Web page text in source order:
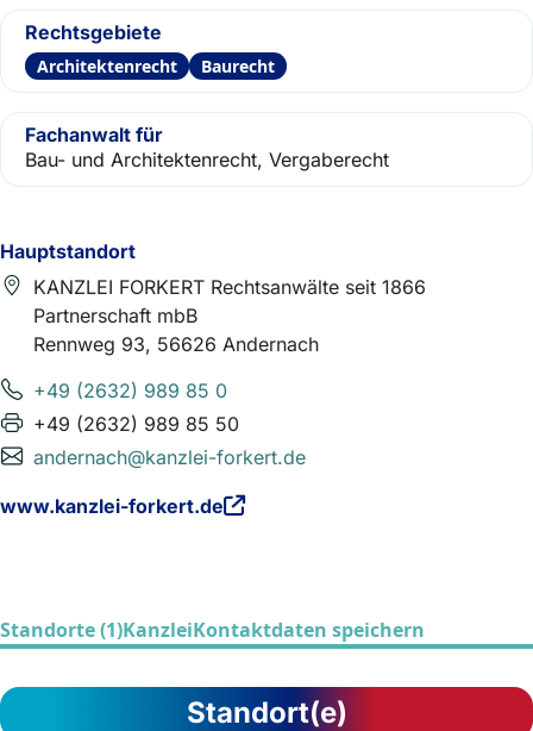
Hauptstandort
KANZLEI FORKERT Rechtsanwälte seit 1866
Partnerschaft mbB
Rennweg 93, 56626 Andernach
+49 (2632) 989 85 0
+49 (2632) 989 85 50
andernach@kanzlei-forkert.de
www.kanzlei-forkert.de
Rechtsgebiete
Architektenrecht Baurecht
Fachanwalt für
Bau- und Architektenrecht, Vergaberecht
Standorte (1)KanzleiKontaktdaten speichern
Standort(e)